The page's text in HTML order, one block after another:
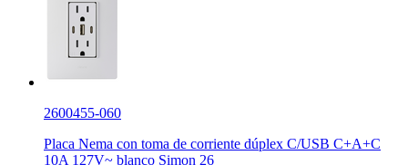
2600455-060
Placa Nema con toma de corriente dúplex C/USB C+A+C
10A 127V~ blanco Simon 26